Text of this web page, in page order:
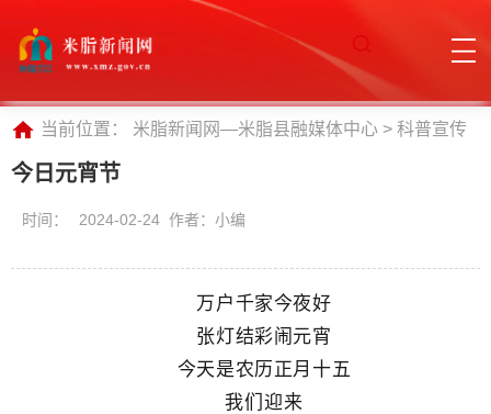
当前位置： 米脂新闻网—米脂县融媒体中心 > 科普宣传
今日元宵节
时间： 2024-02-24 作者：小编
万户千家今夜好
张灯结彩闹元宵
今天是农历正月十五
我们迎来